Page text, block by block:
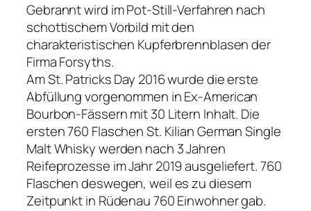
Gebrannt wird im Pot-Still-Verfahren nach
schottischem Vorbild mit den
charakteristischen Kupferbrennblasen der
Firma Forsyths.
Am St. Patricks Day 2016 wurde die erste
Abfüllung vorgenommen in Ex-American
Bourbon-Fässern mit 30 Litern Inhalt. Die
ersten 760 Flaschen St. Kilian German Single
Malt Whisky werden nach 3 Jahren
Reifeprozesse im Jahr 2019 ausgeliefert. 760
Flaschen deswegen, weil es zu diesem
Zeitpunkt in Rüdenau 760 Einwohner gab.